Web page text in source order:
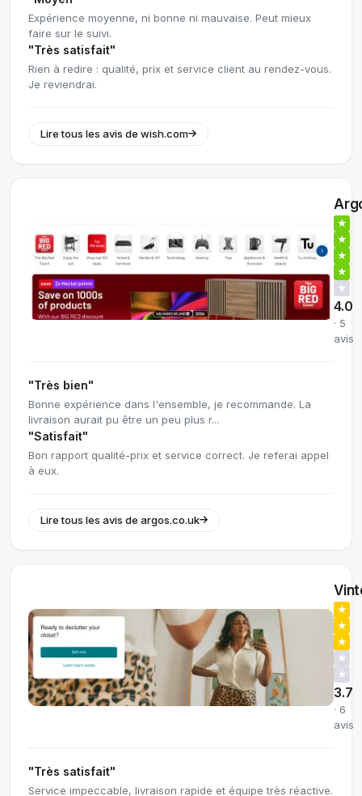
Expérience moyenne, ni bonne ni mauvaise. Peut mieux
faire sur le suivi.
"Très satisfait"
Rien à redire : qualité, prix et service client au rendez-vous.
Je reviendrai.
Lire tous les avis de wish.com
★
★
★
★
★
4.0
· 5
avis
"Très bien"
Bonne expérience dans l'ensemble, je recommande. La
livraison aurait pu être un peu plus r...
"Satisfait"
Bon rapport qualité-prix et service correct. Je referai appel
à eux.
Lire tous les avis de argos.co.uk
★
★
★
★
★
3.7
· 6
avis
"Très satisfait"
Service impeccable, livraison rapide et équipe très réactive.